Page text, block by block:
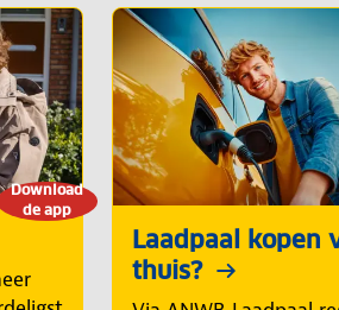
Download
de app
Laadpaal kopen
thuis?